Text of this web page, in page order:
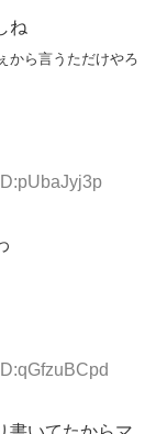
ね
から言うただけやろ